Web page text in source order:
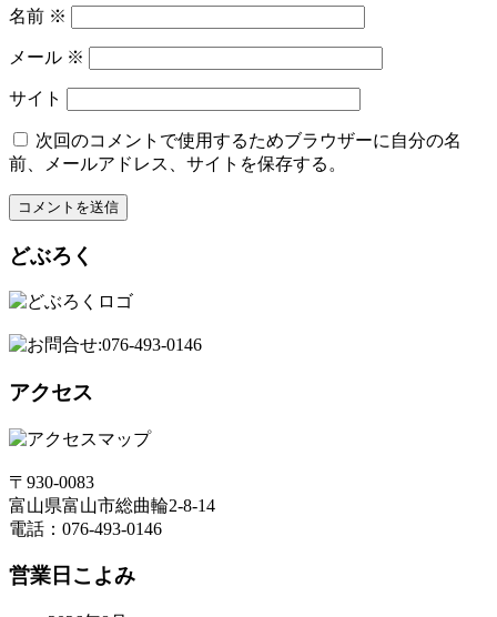
名前 ※
メール ※
サイト
次回のコメントで使用するためブラウザーに自分の名
前、メールアドレス、サイトを保存する。
どぶろく
アクセス
〒930-0083
富山県富山市総曲輪2-8-14
電話：076-493-0146
営業日こよみ